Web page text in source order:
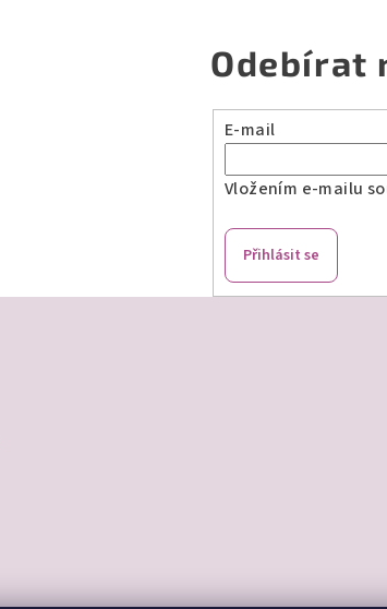
Odebírat
E-mail
Vložením e-mailu
Přihlásit se